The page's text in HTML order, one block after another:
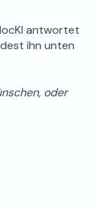
antwortet
ihn unten
oder